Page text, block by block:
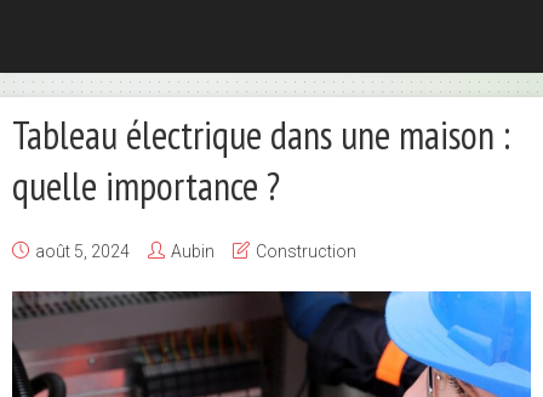
Tableau électrique dans une maison :
quelle importance ?
août 5, 2024 Aubin Construction